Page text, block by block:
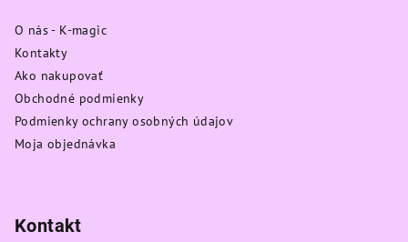
O nás - K-magic
Kontakty
Ako nakupovať
Obchodné podmienky
Podmienky ochrany osobných údajov
Moja objednávka
Kontakt